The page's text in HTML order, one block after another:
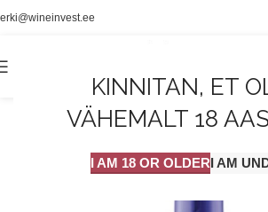
KINNITAN, ET
VÄHEMALT 18
I AM 18 OR OLDERI AM
erki@wineinvest.ee